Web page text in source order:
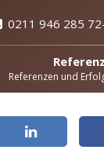
0211 946 285
Referenzen und